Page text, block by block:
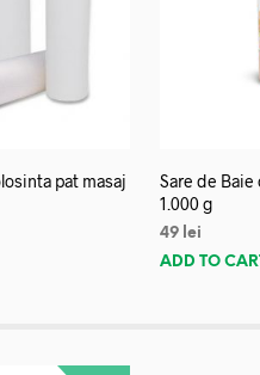
pat masaj
Sare de Baie
1.000 g
49 lei
ADD TO CART